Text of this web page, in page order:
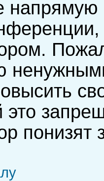
напрямую
это
понизят